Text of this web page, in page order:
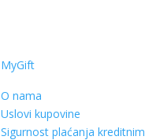
MyGift
O nama
Uslovi kupovine
Sigurnost plaćanja kreditnim